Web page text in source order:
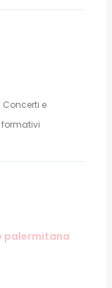
Concerti e
formativi
palermitana